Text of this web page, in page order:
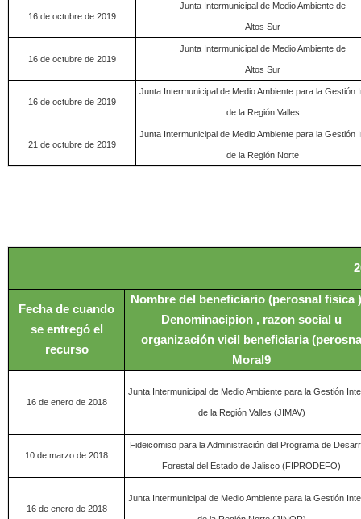
16 de octubre de 2019
Junta Intermunicipal de Medio Ambiente de
Altos Sur
16 de octubre de 2019
Junta Intermunicipal de Medio Ambiente de
Altos Sur
16 de octubre de 2019
Junta Intermunicipal de Medio Ambiente para la Gestión
de la Región Valles
21 de octubre de 2019
Junta Intermunicipal de Medio Ambiente para la Gestión
de la Región Norte
Fecha de cuando
se entregó el
recurso
Nombre del beneficiario (perosnal fisica
Denominacipion , razon social u
organización vicil beneficiaria (perosna
Moral9
16 de enero de 2018
Junta Intermunicipal de Medio Ambiente para la Gestión
de la Región Valles (JIMAV)
10 de marzo de 2018
Fideicomiso para la Administración del Programa de
Forestal del Estado de Jalisco (FIPRODEFO)
16 de enero de 2018
Junta Intermunicipal de Medio Ambiente para la Gestión